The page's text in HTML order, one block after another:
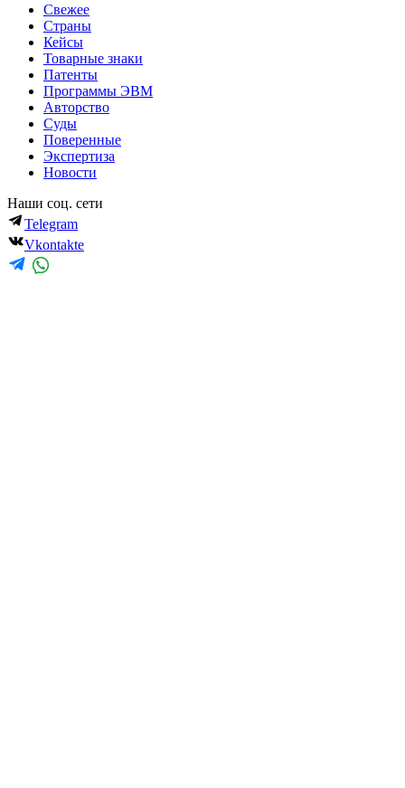
Свежее
Страны
Кейсы
Товарные знаки
Патенты
Программы ЭВМ
Авторство
Суды
Поверенные
Экспертиза
Новости
Наши соц. сети
Telegram
Vkontakte